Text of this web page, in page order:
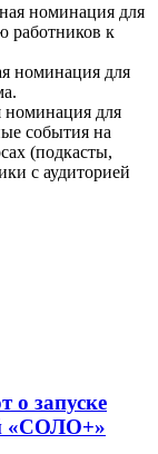
номинация для
работников к
номинация для
номинация для
события на
(подкасты,
с аудиторией
о запуске
«СОЛО+»